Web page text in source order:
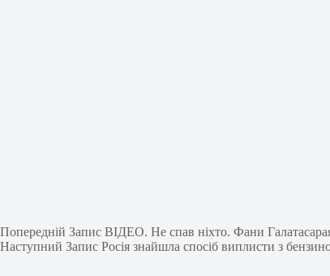
Попередній Запис ВІДЕО. Не спав ніхто. Фани
Наступний Запис Росія знайшла спосіб виплисти з